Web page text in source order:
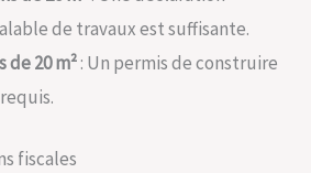
de travaux est suffisante.
de 20 m²: Un permis de construire
fiscales